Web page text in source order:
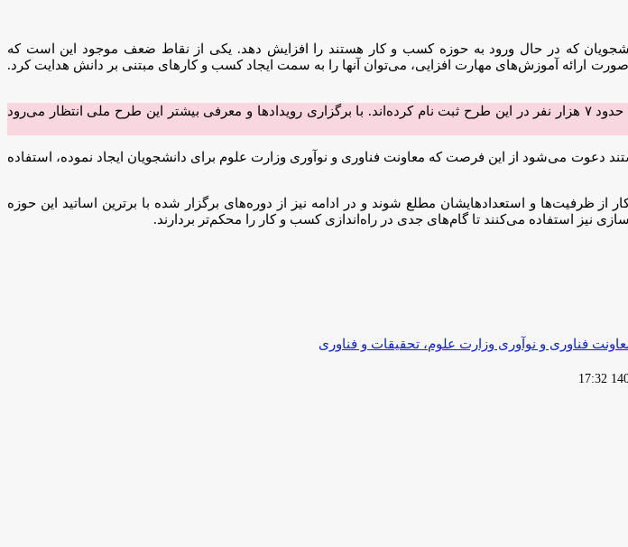
که در حال ورود به حوزه کسب و کار هستند را افزایش دهد. یکی از نقاط ضعف موجود این است که
ارائه آموزش‌های مهارت افزایی، می‌توان آنها را به سمت ایجاد کسب و کارهای مبتنی بر دانش هدایت کرد.
فراخوان جذب دانشجویان در سایت طرح ملی ترویج کارآفرینی به نشانی nepp.ir منتشر شده، هم اکنون حدود ۷ هزار نفر در این طرح ثبت نام کرده‌اند. با برگزاری رویدادها و معرفی بیشتر این طرح ملی انتظار می‌رود
دعوت می‌شود از این فرصت که معاونت فناوری و نوآوری وزارت علوم برای دانشجویان ایجاد نموده، استفاده
و استعدادهایشان مطلع شوند و در ادامه نیز از دوره‌های برگزار شده با برترین اساتید این حوزه
نیز استفاده می‌کنند تا گام‌های جدی در راه‌اندازی کسب و کار را محکم‌تر بردارند.
فناوری و نوآوری وزارت علوم، تحقیقات و فناوری